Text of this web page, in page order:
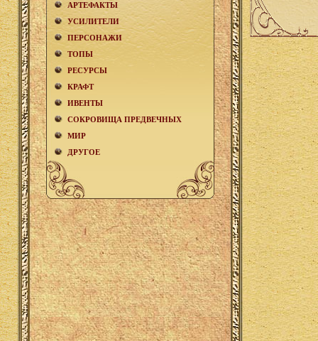
АРТЕФАКТЫ
УСИЛИТЕЛИ
ПЕРСОНАЖИ
ТОПЫ
РЕСУРСЫ
КРАФТ
ИВЕНТЫ
СОКРОВИЩА ПРЕДВЕЧНЫХ
МИР
ДРУГОЕ